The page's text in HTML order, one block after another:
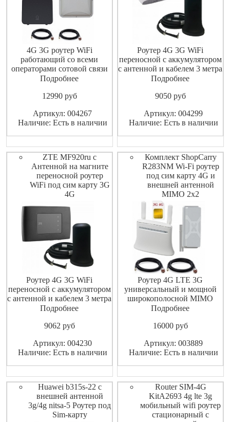
4G 3G роутер WiFi
работающий со всеми
операторами сотовой связи
сети GSM LTE 3G 4G с
для улучшения приема
роутера чтоб увеличить
сигнал сотового сигнала в
комплекте идет 2 кабеля по
Подробнее
12990pуб
Артикул: 004267
Наличие: Есть в наличии
Роутер 4G 3G WiFi
переносной с аккумулятором
с антенной и кабелем 3 метра
на магните , работающий со
связи сети GSM , с
до 32 устройств по Wi-Fi и в
случаи необходимость для
усиления приема сигнала ест
Подробнее
9050pуб
Артикул: 004299
Наличие: Есть в наличии
ZTE MF920ru с
Антенной на магните
переносной роутер
WiFi под сим карту 3G
4G
Роутер 4G 3G WiFi
переносной с аккумулятором
с антенной и кабелем 3 метра
на магните , работающий со
связи сети GSM , с
до 32 устройств по Wi-Fi и в
случаи необходимость для
Подробнее
9062 pуб
Артикул: 004230
Наличие: Есть в наличии
Комплект ShopCarry
R283NM Wi-Fi роутер
под сим карту 4G и
внешней антенной
MIMO 2x2
Роутер 4G LTE 3G
универсальный и мощной
широкополосной MIMO
антенной работает со всеми
ТЕЛЕ2 МТС Ростелеком
ShopCarry R283NM комплект
устанавливается сим карта
Подробнее
16000pуб
Артикул: 003889
Наличие: Есть в наличии
Huawei b315s-22 с
внешней антенной
3g/4g nitsa-5 Роутер под
Sim-карту
Router SIM-4G
KitA2693 4g lte 3g
мобильный wifi роутер
стационарный с